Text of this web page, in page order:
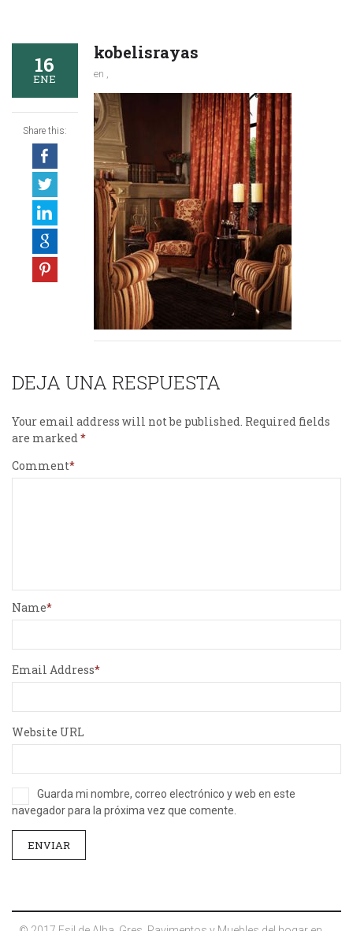
16
ENE
Share this:
kobelisrayas
en ,
DEJA UNA RESPUESTA
Your email address will not be published. Required fields
are marked
Comment
Name
Email Address
Website URL
Guarda mi nombre, correo electrónico y web en este
navegador para la próxima vez que comente.